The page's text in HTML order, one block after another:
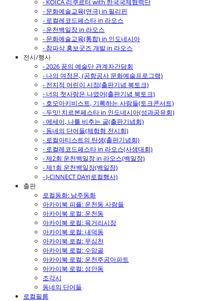
- KOICA 리쿠르터 with 한국국제협력단
- 문화예술교육(연극) in 필리핀
- 로컬레코드페스타 in 라오스
- 운천백일장 in 라오스
- 문화예술교육(통합) in 인도네시아
- 참파삭 홍보굿즈 개발 in 라오스
전시/행사
- 2026 꿈의 예술단 관계자간담회
- 나의 여정은, (공항공사 문화예술프로그램)
- 전지적 어린이 시점(출판기념 북토크)
- 너의 첫사랑은 나였어(출판기념 북토크)
- 호모아키비스트, 기록하는 사람들(토크콘서트)
- 두잇! 치르본페스타 in 인도네시아(성과공유회)
- 에세이, 나를 비추는 글(출판기념회)
- 동네의 단어들(체험형 전시회)
- 로컬아티스트의 탄생(출판기념회)
- 로컬레코드페스타 in 라오스(사생대회)
- 제2회 운천백일장 in 라오스(백일장)
- 제1회 운천백일장(백일장)
- J-CINNECT DAY(로컬행사)
출판
로컬동화: 남주동화
아카이북 피플: 운천동 사람들
아카이북 로컬: 운천동
아카이북 로컬: 육거리시장
아카이북 로컬: 내덕동
아카이북 로컬: 무심천
아카이북 로컬: 수암골
아카이북 로컬: 운천주공아파트
아카이북 로컬: 성안동
조각시
동네의 단어들
로컬필름